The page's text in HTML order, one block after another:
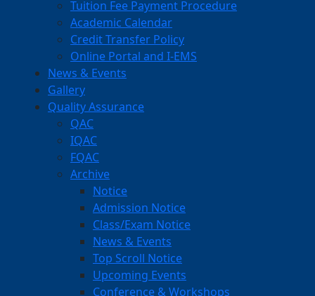
Tuition Fee Payment Procedure
Academic Calendar
Credit Transfer Policy
Online Portal and I-EMS
News & Events
Gallery
Quality Assurance
QAC
IQAC
FQAC
Archive
Notice
Admission Notice
Class/Exam Notice
News & Events
Top Scroll Notice
Upcoming Events
Conference & Workshops